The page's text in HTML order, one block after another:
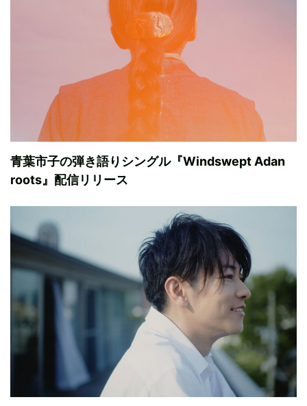
青葉市子の弾き語りシングル『Windswept Adan
roots』配信リリース